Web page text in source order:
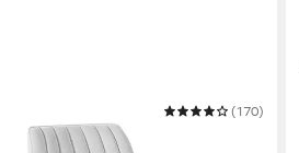
– Polsterstühle, Moderner
(170)